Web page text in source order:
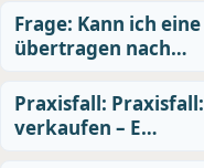
Frage: Kann ich
übertragen nach…
Praxisfall:
verkaufen – E…